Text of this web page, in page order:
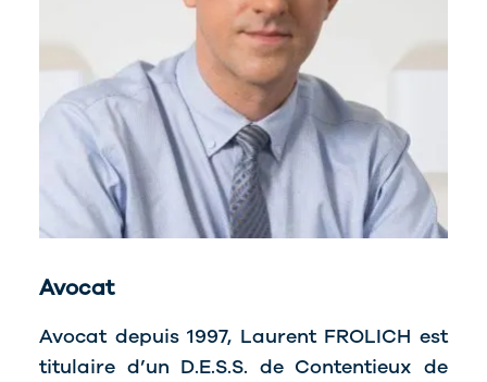
Avocat
Avocat depuis 1997, Laurent FROLICH est
titulaire d’un D.E.S.S. de Contentieux de